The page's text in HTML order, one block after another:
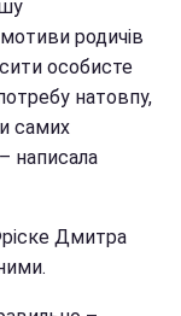
родичів
особисте
натовпу,
самих
написала
Дмитра